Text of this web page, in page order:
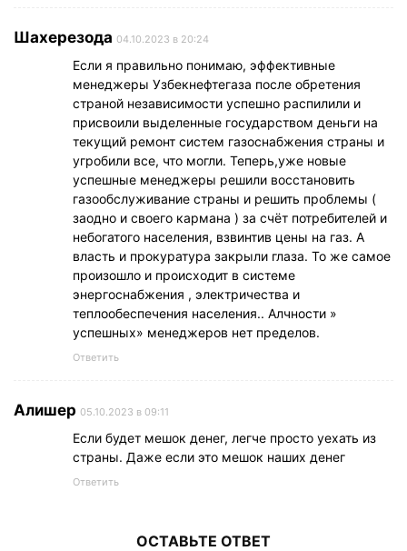
Шахерезода 04.10.2023 в 20:24
Если я правильно понимаю, эффективные
менеджеры Узбекнефтегаза после обретения
страной независимости успешно распилили и
присвоили выделенные государством деньги на
текущий ремонт систем газоснабжения страны и
угробили все, что могли. Теперь,уже новые
успешные менеджеры решили восстановить
газообслуживание страны и решить проблемы (
заодно и своего кармана ) за счёт потребителей и
небогатого населения, взвинтив цены на газ. А
власть и прокуратура закрыли глаза. То же самое
произошло и происходит в системе
энергоснабжения , электричества и
теплообеспечения населения.. Алчности »
успешных» менеджеров нет пределов.
Ответить
Алишер 05.10.2023 в 09:11
Если будет мешок денег, легче просто уехать из
страны. Даже если это мешок наших денег
Ответить
ОСТАВЬТЕ ОТВЕТ